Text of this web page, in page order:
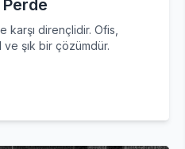
karşı dirençlidir. Ofis,
şık bir çözümdür.